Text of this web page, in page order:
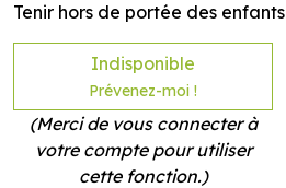
Tenir hors de portée des enfants
Indisponible
Prévenez-moi !
(Merci de vous connecter à
votre compte pour utiliser
cette fonction.)